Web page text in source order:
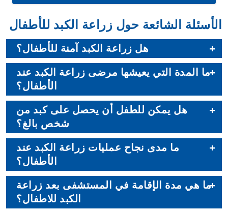
الأسئلة الشائعة حول زراعة الكبد للأطفال
هل زراعة الكبد آمنة للأطفال؟
ما المدة التي يعيشها مرضى زراعة الكبد عند
الأطفال؟
هل يمكن للطفل أن يحصل على كبد من
شخص بالغ؟
ما مدى نجاح عمليات زراعة الكبد عند
الأطفال؟
ما هي مدة الإقامة في المستشفى بعد زراعة
الكبد للاطفال؟